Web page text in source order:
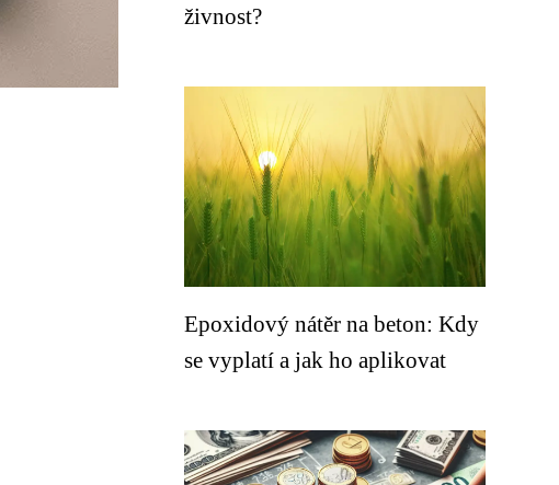
živnost?
Epoxidový nátěr na beton: Kdy
se vyplatí a jak ho aplikovat